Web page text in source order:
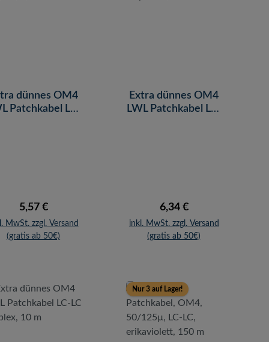
dünnes OM4
Patchkabel LC-
Regulärer Preis:
5,57 €
MwSt. zzgl. Versand
(gratis ab 50€)
Extra dünnes OM4
LWL Patchkabel LC-
Regulärer Preis:
6,34 €
inkl. MwSt. zzgl. Versand
(gratis ab 50€)
Nur 3 auf Lager!